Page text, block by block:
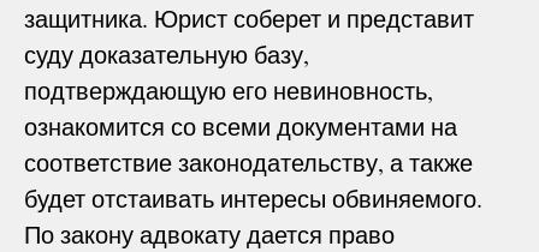
защитника. Юрист соберет и представит
суду доказательную базу,
подтверждающую его невиновность,
ознакомится со всеми документами на
соответствие законодательству, а также
будет отстаивать интересы обвиняемого.
По закону адвокату дается право